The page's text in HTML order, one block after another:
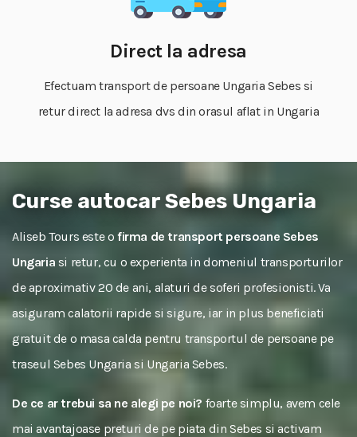
Direct la adresa
Efectuam transport de persoane Ungaria Sebes si
retur direct la adresa dvs din orasul aflat in Ungaria
Curse autocar Sebes Ungaria
Aliseb Tours este o firma de transport persoane Sebes
Ungaria si retur, cu o experienta in domeniul transporturilor
de aproximativ 20 de ani, alaturi de soferi profesionisti. Va
asiguram calatorii rapide si sigure, iar in plus beneficiati
gratuit de o masa calda pentru transportul de persoane pe
traseul Sebes Ungaria si Ungaria Sebes.
De ce ar trebui sa ne alegi pe noi? foarte simplu, avem cele
mai avantajoase preturi de pe piata din Sebes si activam